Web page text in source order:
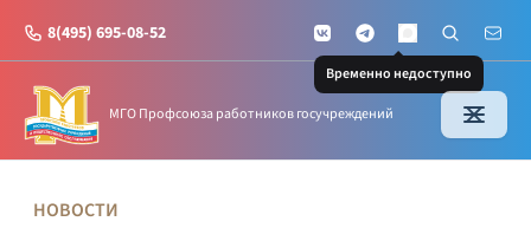
8(495) 695-08-52 VKontakteTelegramMAX
Временно недоступно
Поиск по
Почта
МГО Профсоюза работников госучреждений
НОВОСТИ